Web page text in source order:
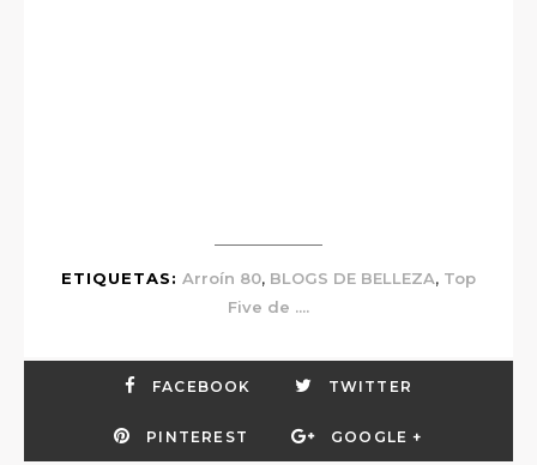
ETIQUETAS: Arroín 80, BLOGS DE BELLEZA, Top
Five de ....
FACEBOOK TWITTER
PINTEREST GOOGLE +